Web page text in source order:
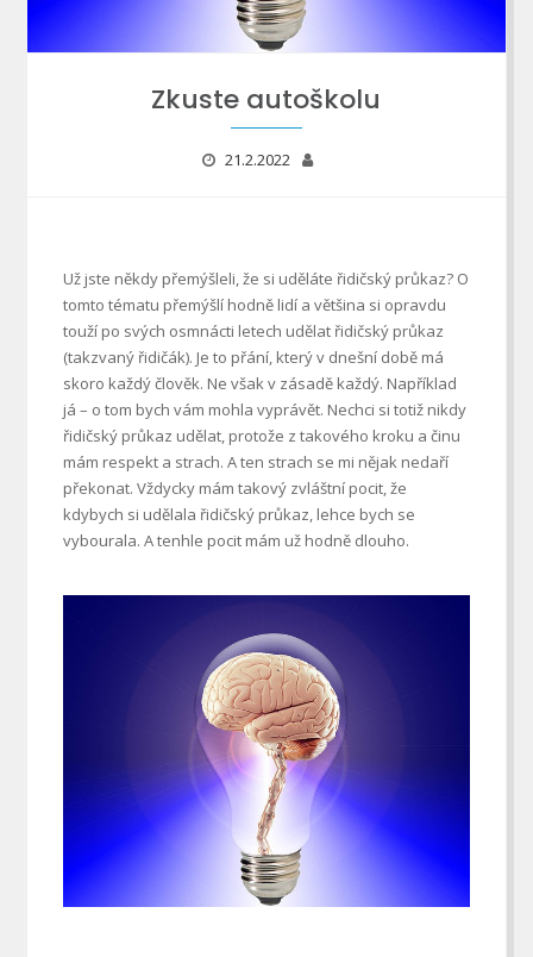
Zkuste autoškolu
21.2.2022
Už jste někdy přemýšleli, že si uděláte řidičský průkaz? O
tomto tématu přemýšlí hodně lidí a většina si opravdu
touží po svých osmnácti letech udělat řidičský průkaz
(takzvaný řidičák). Je to přání, který v dnešní době má
skoro každý člověk. Ne však v zásadě každý. Například
já – o tom bych vám mohla vyprávět. Nechci si totiž nikdy
řidičský průkaz udělat, protože z takového kroku a činu
mám respekt a strach. A ten strach se mi nějak nedaří
překonat. Vždycky mám takový zvláštní pocit, že
kdybych si udělala řidičský průkaz, lehce bych se
vybourala. A tenhle pocit mám už hodně dlouho.